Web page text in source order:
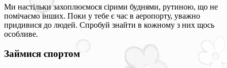
Ми настільки захоплюємося сірими буднями, рутиною, що не
помічаємо інших. Поки у тебе є час в аеропорту, уважно
придивися до людей. Спробуй знайти в кожному з них щось
особливе.
Займися спортом